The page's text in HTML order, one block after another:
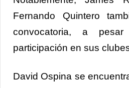
Fernando Quintero
convocatoria, a
participación en sus
David Ospina se